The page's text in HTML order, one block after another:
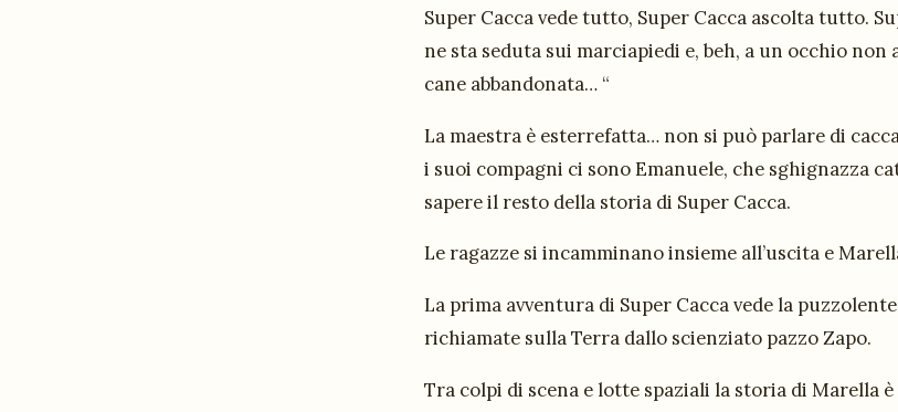
Super Cacca vede tutto, Super Cacca ascolta tutto.
ne sta seduta sui marciapiedi e, beh, a un occhio
cane abbandonata… “
La maestra è esterrefatta… non si può parlare di
i suoi compagni ci sono Emanuele, che sghignazza
sapere il resto della storia di Super Cacca.
Le ragazze si incamminano insieme all’uscita e
La prima avventura di Super Cacca vede la
richiamate sulla Terra dallo scienziato pazzo Zapo.
Tra colpi di scena e lotte spaziali la storia di Marella